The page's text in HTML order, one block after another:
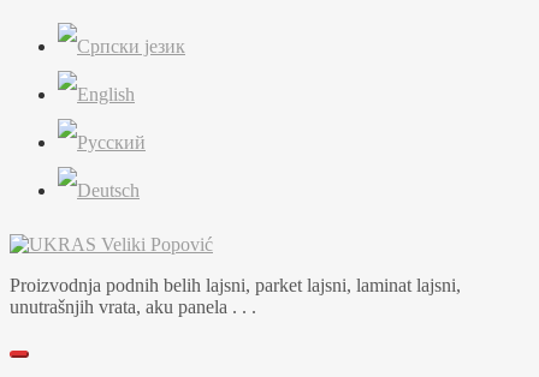
Proizvodnja podnih belih lajsni, parket lajsni, laminat lajsni,
unutrašnjih vrata, aku panela . . .